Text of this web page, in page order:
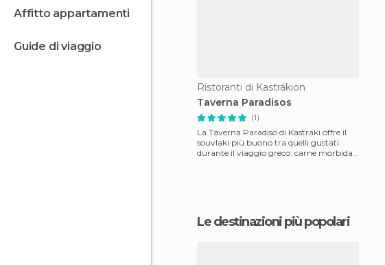
affitto appartamenti
guide di viaggio
Ristoranti di Kastrákion
Taverna Paradisos
(1)
La Taverna Paradiso di Kastraki offre il
souvlaki più buono tra quelli gustati
durante il viaggio greco: carne morbida,
Le destinazioni più popolari